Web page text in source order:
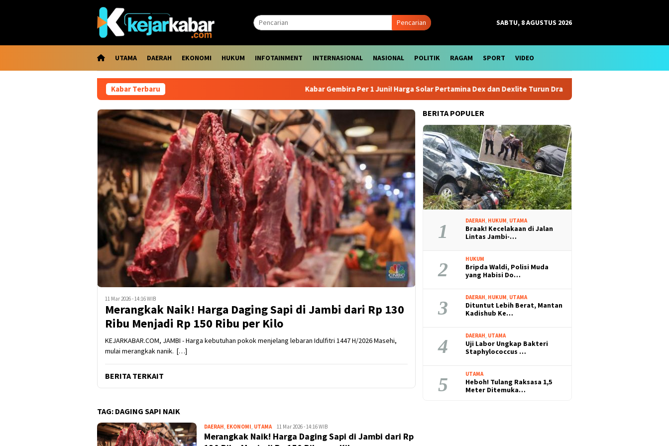
Pencarian SABTU, 8 AGUSTUS 2026
UTAMA DAERAH EKONOMI HUKUM INFOTAINMENT INTERNASIONAL NASIONAL POLITIK RAGAM SPORT VIDEO
Kabar Terbaru Kabar Gembira Per 1 Juni! Harga Solar Pertamina Dex dan Dexlite Turun Drastis, Cek Rinciannya
11 Mar 2026 - 14:16 WIB
Merangkak Naik! Harga Daging Sapi di Jambi dari Rp 130
Ribu Menjadi Rp 150 Ribu per Kilo
KEJARKABAR.COM, JAMBI - Harga kebutuhan pokok menjelang lebaran Idulfitri 1447 H/2026 Masehi,
mulai merangkak nanik. […]
BERITA TERKAIT
TAG: DAGING SAPI NAIK
DAERAH, EKONOMI, UTAMAKejar
Kabar
11 Mar 2026 - 14:16 WIB
Merangkak Naik! Harga Daging Sapi di Jambi dari Rp
BERITA POPULER
1 DAERAH HUKUM UTAMA
Braak! Kecelakaan di Jalan
Lintas Jambi-…
2 HUKUM
Bripda Waldi, Polisi Muda
yang Habisi Do…
3 DAERAH HUKUM UTAMA
Dituntut Lebih Berat, Mantan
Kadishub Ke…
4 DAERAH UTAMA
Uji Labor Ungkap Bakteri
Staphylococcus …
5 UTAMA
Heboh! Tulang Raksasa 1,5
Meter Ditemuka…